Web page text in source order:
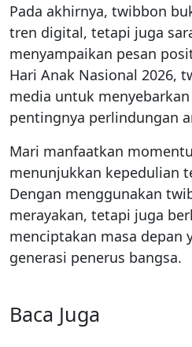
Pada akhirnya, twibbon
tren digital, tetapi juga
menyampaikan pesan
Hari Anak Nasional 2026,
media untuk
pentingnya perlindungan
Mari manfaatkan
menunjukkan kepedulian
Dengan menggunakan
merayakan, tetapi juga
menciptakan masa depan
generasi penerus bangsa.
Baca Juga